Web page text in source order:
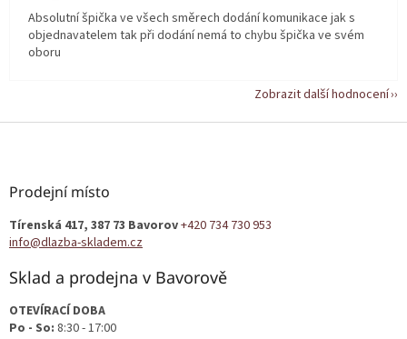
Absolutní špička ve všech směrech dodání komunikace jak s
objednavatelem tak při dodání nemá to chybu špička ve svém
oboru
Zobrazit další hodnocení
Z
Prodejní místo
Tírenská 417, 387 73 Bavorov+420 734 730 953
info@dlazba-skladem.cz
Sklad a prodejna v Bavorově
OTEVÍRACÍ DOBA
Po - So: 8:30 - 17:00